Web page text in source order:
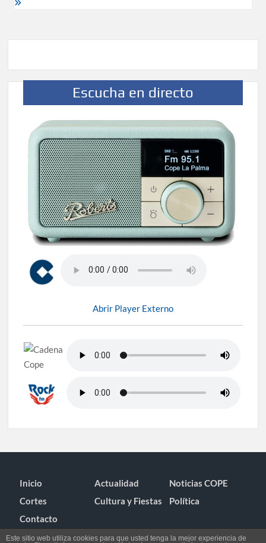
Escucha en directo
Abrir Player Externo
Inicio Actualidad
Noticias COPE
Cortes
Cultura y Fiestas
Política
Contacto
Este sitio web utiliza cookies para que usted tenga la mejor experiencia de